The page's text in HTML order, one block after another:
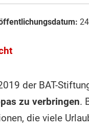
der BAT-
zu verbringen.
die viele